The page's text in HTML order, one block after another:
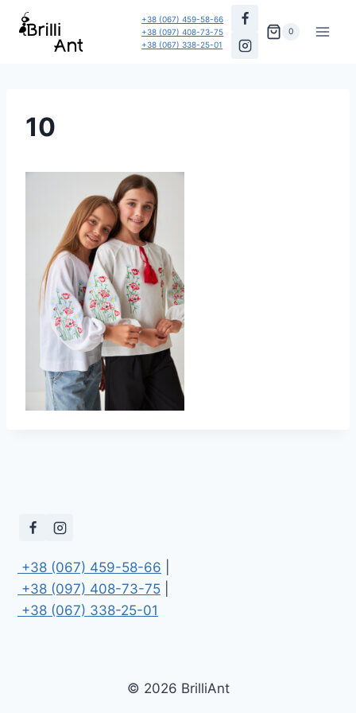
Перейти
+38 (067) 459-58-66
+38 (097) 408-73-75
+38 (067) 338-25-01
0
10
+38 (067) 459-58-66
+38 (097) 408-73-75
+38 (067) 338-25-01
© 2026 BrilliAnt